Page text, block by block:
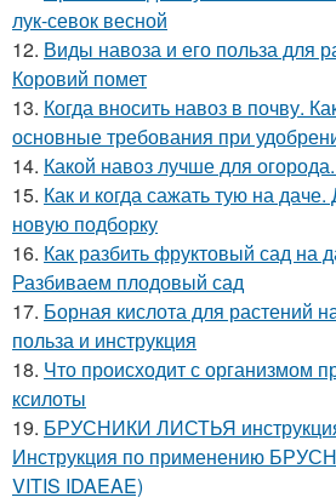
лук-севок весной
12. Виды навоза и его польза для
Коровий помет
13. Когда вносить навоз в почву.
основные требования при
14. Какой навоз лучше для
15. Как и когда сажать тую на
новую подборку
16. Как разбить фруктовый сад на
Разбиваем плодовый сад
17. Борная кислота для растений
польза и инструкция
18. Что происходит с организмом
ксилоты
19. БРУСНИКИ ЛИСТЬЯ
Инструкция по применению
VITIS IDAEAE)